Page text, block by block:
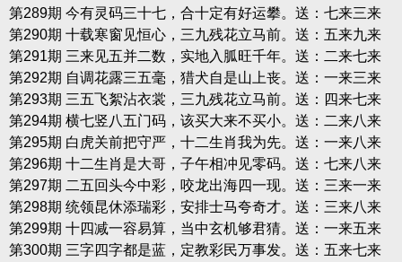
第289期 今有灵码三十七，合十定有好运攀。送：七来三来
第290期 十载寒窗见恒心，三九残花立马前。送：五来九来
第291期 三来见五并二数，实地入胍旺千年。送：二来七来
第292期 自调花露三五毫，猎犬自是山上丧。送：一来三来
第293期 三五飞絮沾衣裳，三九残花立马前。送：四来七来
第294期 横七竖八五门码，该买大来不买小。送：二来八来
第295期 白虎关前把守严，十二生肖我为先。送：一来八来
第296期 十二生肖是大哥，子午相冲见零码。送：七来八来
第297期 二五回头今中彩，咬龙出海四一现。送：三来一来
第298期 统领昆休添瑞彩，安排士马夸奇才。送：三来八来
第299期 十四减一容易算，当中玄机够君猜。送：一来五来
第300期 三字四字都是蓝，定教彩民万事发。送：五来七来